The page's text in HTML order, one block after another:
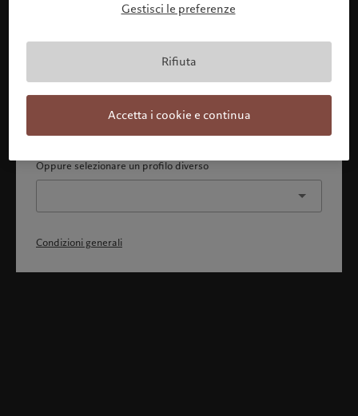
Confermare il proprio profilo
Con la presente dichiaro 1) di aver pienamente compreso
cittadino o residente degli Stati Uniti o del Canada.
Continua
Oppure selezionare un profilo diverso
Condizioni generali
Gestisci le preferenze
Rifiuta
Accetta i cookie e continua